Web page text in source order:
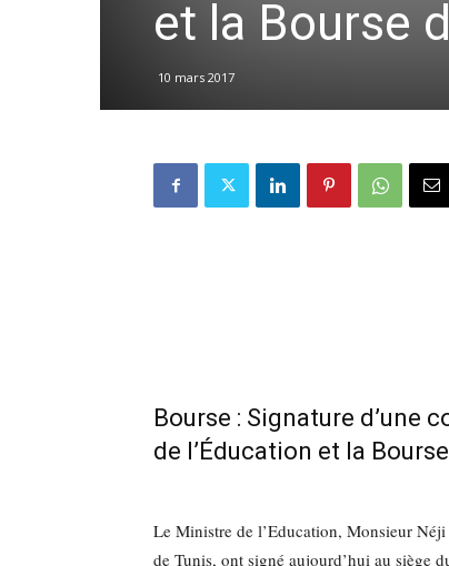
et la Bourse
10 mars 2017
Bourse : Signature d’une
de l’Éducation et la
Le Ministre de l’Education, Monsieur
de Tunis, ont signé aujourd’hui au siège